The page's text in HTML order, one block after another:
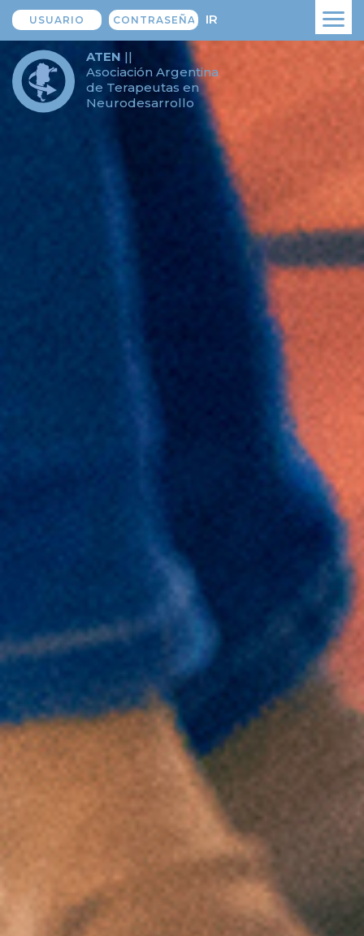
IR
ATEN ||
Asociación Argentina
de Terapeutas en
Neurodesarrollo